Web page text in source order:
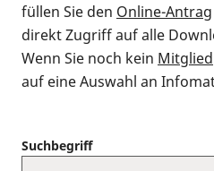
füllen Sie den Online-Antrag
direkt Zugriff auf alle
Wenn Sie noch kein Mitglied
auf eine Auswahl an
Suchbegriff